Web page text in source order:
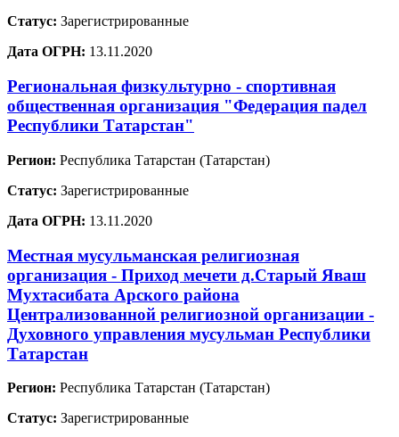
Статус: Зарегистрированные
Дата ОГРН: 13.11.2020
Региональная физкультурно - спортивная
общественная организация "Федерация падел
Республики Татарстан"
Регион: Республика Татарстан (Татарстан)
Статус: Зарегистрированные
Дата ОГРН: 13.11.2020
Местная мусульманская религиозная
организация - Приход мечети д.Старый Яваш
Мухтасибата Арского района
Централизованной религиозной организации -
Духовного управления мусульман Республики
Татарстан
Регион: Республика Татарстан (Татарстан)
Статус: Зарегистрированные